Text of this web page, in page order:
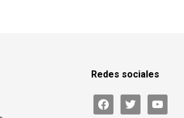
Redes sociales
facebooktwitter youtube